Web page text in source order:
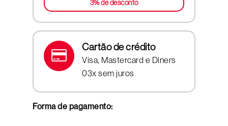
3% de desconto
Cartão de crédito
Visa, Mastercard e Diners
03x sem juros
Forma de pagamento: